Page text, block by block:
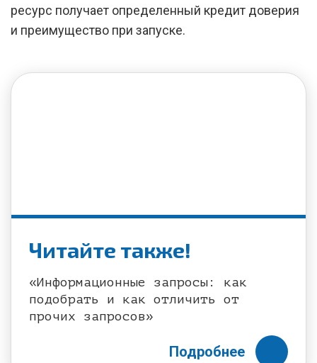
ресурс получает определенный кредит доверия
и преимущество при запуске.
Читайте также!
«Информационные запросы: как
подобрать и как отличить от
прочих запросов»
Подробнее